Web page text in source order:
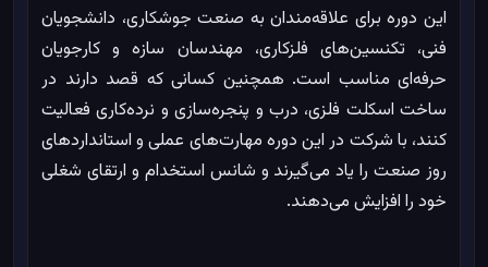
%
0در حال بارگذاری
این دوره برای علاقه‌مندان به صنعت جوشکاری، دانشجویان
فنی، تکنسین‌های فلزکاری، مهندسان سازه و کارجویان
حرفه‌ای مناسب است. همچنین کسانی که قصد دارند در
ساخت اسکلت فلزی، درب و پنجره‌سازی و نرده‌کاری فعالیت
کنند، با شرکت در این دوره مهارت‌های عملی و استانداردهای
روز صنعت را یاد می‌گیرند و شانس استخدام و ارتقای شغلی
خود را افزایش می‌دهند.